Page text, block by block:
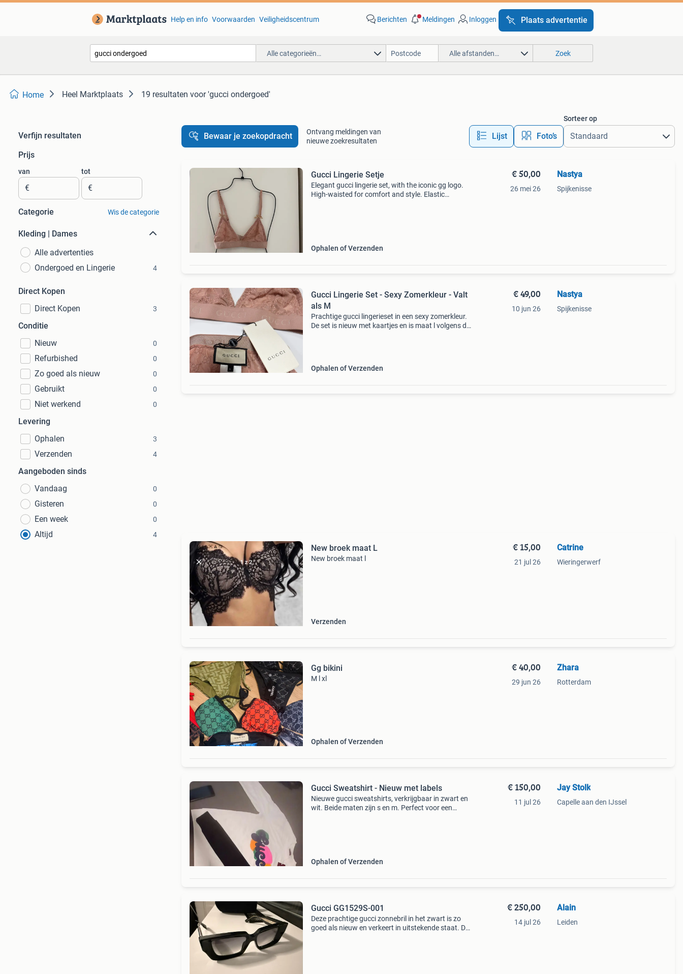
Help en info Voorwaarden Veiligheidscentrum Berichten Meldingen Inloggen Plaats advertentie
Alle categorieën… Alle afstanden… Zoek
Home Heel Marktplaats 19 resultaten voor 'gucci ondergoed'
Verfijn resultaten
Prijs
van
€
tot
€
Categorie Wis de categorie
Kleding | Dames
Alle advertenties
Ondergoed en Lingerie
4
Direct Kopen
Direct Kopen
3
Conditie
Nieuw
0
Refurbished 0
Zo goed als nieuw 0
Gebruikt 0
Niet werkend 0
Levering
Ophalen
3
Verzenden 4
Aangeboden sinds
Vandaag
0
Gisteren 0
Een week 0
Altijd 4
Bewaar je zoekopdracht
Ontvang meldingen van
nieuwe zoekresultaten
Lijst Foto’s
Sorteer op
Gucci Lingerie Setje
Elegant gucci lingerie set, with the iconic gg logo.
High-waisted for comfort and style. Elastic
Ophalen of Verzenden
€ 50,00
26 mei 26
Nastya
Spijkenisse
Gucci Lingerie Set - Sexy Zomerkleur - Valt
als M
Prachtige gucci lingerieset in een sexy zomerkleur.
De set is nieuw met kaartjes en is maat l volgens de
Ophalen of Verzenden
€ 49,00
10 jun 26
Nastya
Spijkenisse
New broek maat L
New broek maat l
Verzenden
€ 15,00
21 jul 26
Catrine
Wieringerwerf
Gg bikini
M l xl
Ophalen of Verzenden
€ 40,00
29 jun 26
Zhara
Rotterdam
Gucci Sweatshirt - Nieuw met labels
Nieuwe gucci sweatshirts, verkrijgbaar in zwart en
wit. Beide maten zijn s en m. Perfect voor een
Ophalen of Verzenden
€ 150,00
11 jul 26
Jay Stolk
Capelle aan den IJssel
Gucci GG1529S-001
Deze prachtige gucci zonnebril in het zwart is zo
goed als nieuw en verkeert in uitstekende staat. De
€ 250,00
14 jul 26
Alain
Leiden